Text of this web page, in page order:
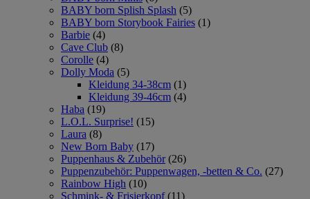
BABY born Splish Splash (5)
BABY born Storybook Fairies (1)
Barbie (4)
Cave Club (8)
Corolle (4)
Dolly Moda (5)
Kleidung 34-38cm (1)
Kleidung 39-46cm (4)
Haba (19)
L.O.L. Surprise! (15)
Laura (8)
New Born Baby (17)
Puppenhaus & Zubehör (26)
Puppenzubehör: Puppenwagen, -betten & Co. (27)
Rainbow High (10)
Schmink- & Frisierkopf (11)